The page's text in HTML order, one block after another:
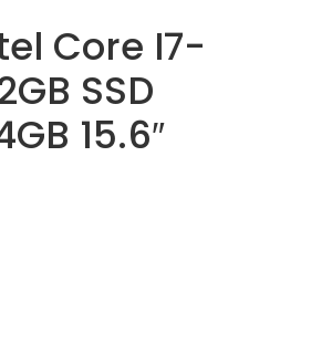
Core I7-
SSD
15.6″